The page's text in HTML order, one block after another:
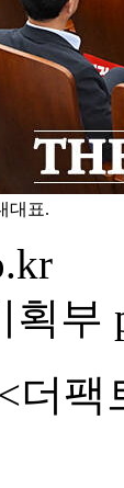
대표.
부
더